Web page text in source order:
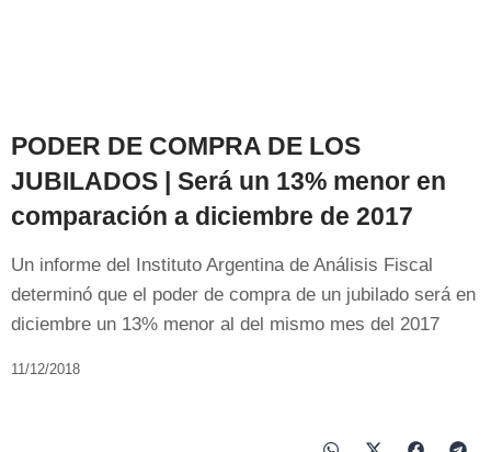
PODER DE COMPRA DE LOS
JUBILADOS | Será un 13% menor en
comparación a diciembre de 2017
Un informe del Instituto Argentina de Análisis Fiscal
determinó que el poder de compra de un jubilado será en
diciembre un 13% menor al del mismo mes del 2017
11/12/2018